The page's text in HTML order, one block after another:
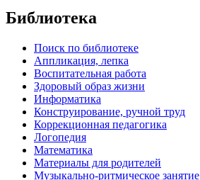
Библиотека
Поиск по библиотеке
Аппликация, лепка
Воспитательная работа
Здоровый образ жизни
Информатика
Конструирование, ручной труд
Коррекционная педагогика
Логопедия
Математика
Материалы для родителей
Музыкально-ритмическое занятие